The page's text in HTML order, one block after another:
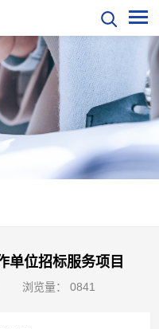
单位招标服务项目
浏览量： 0841